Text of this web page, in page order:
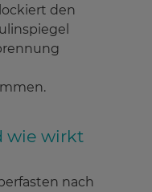
den
wie wirkt
nach